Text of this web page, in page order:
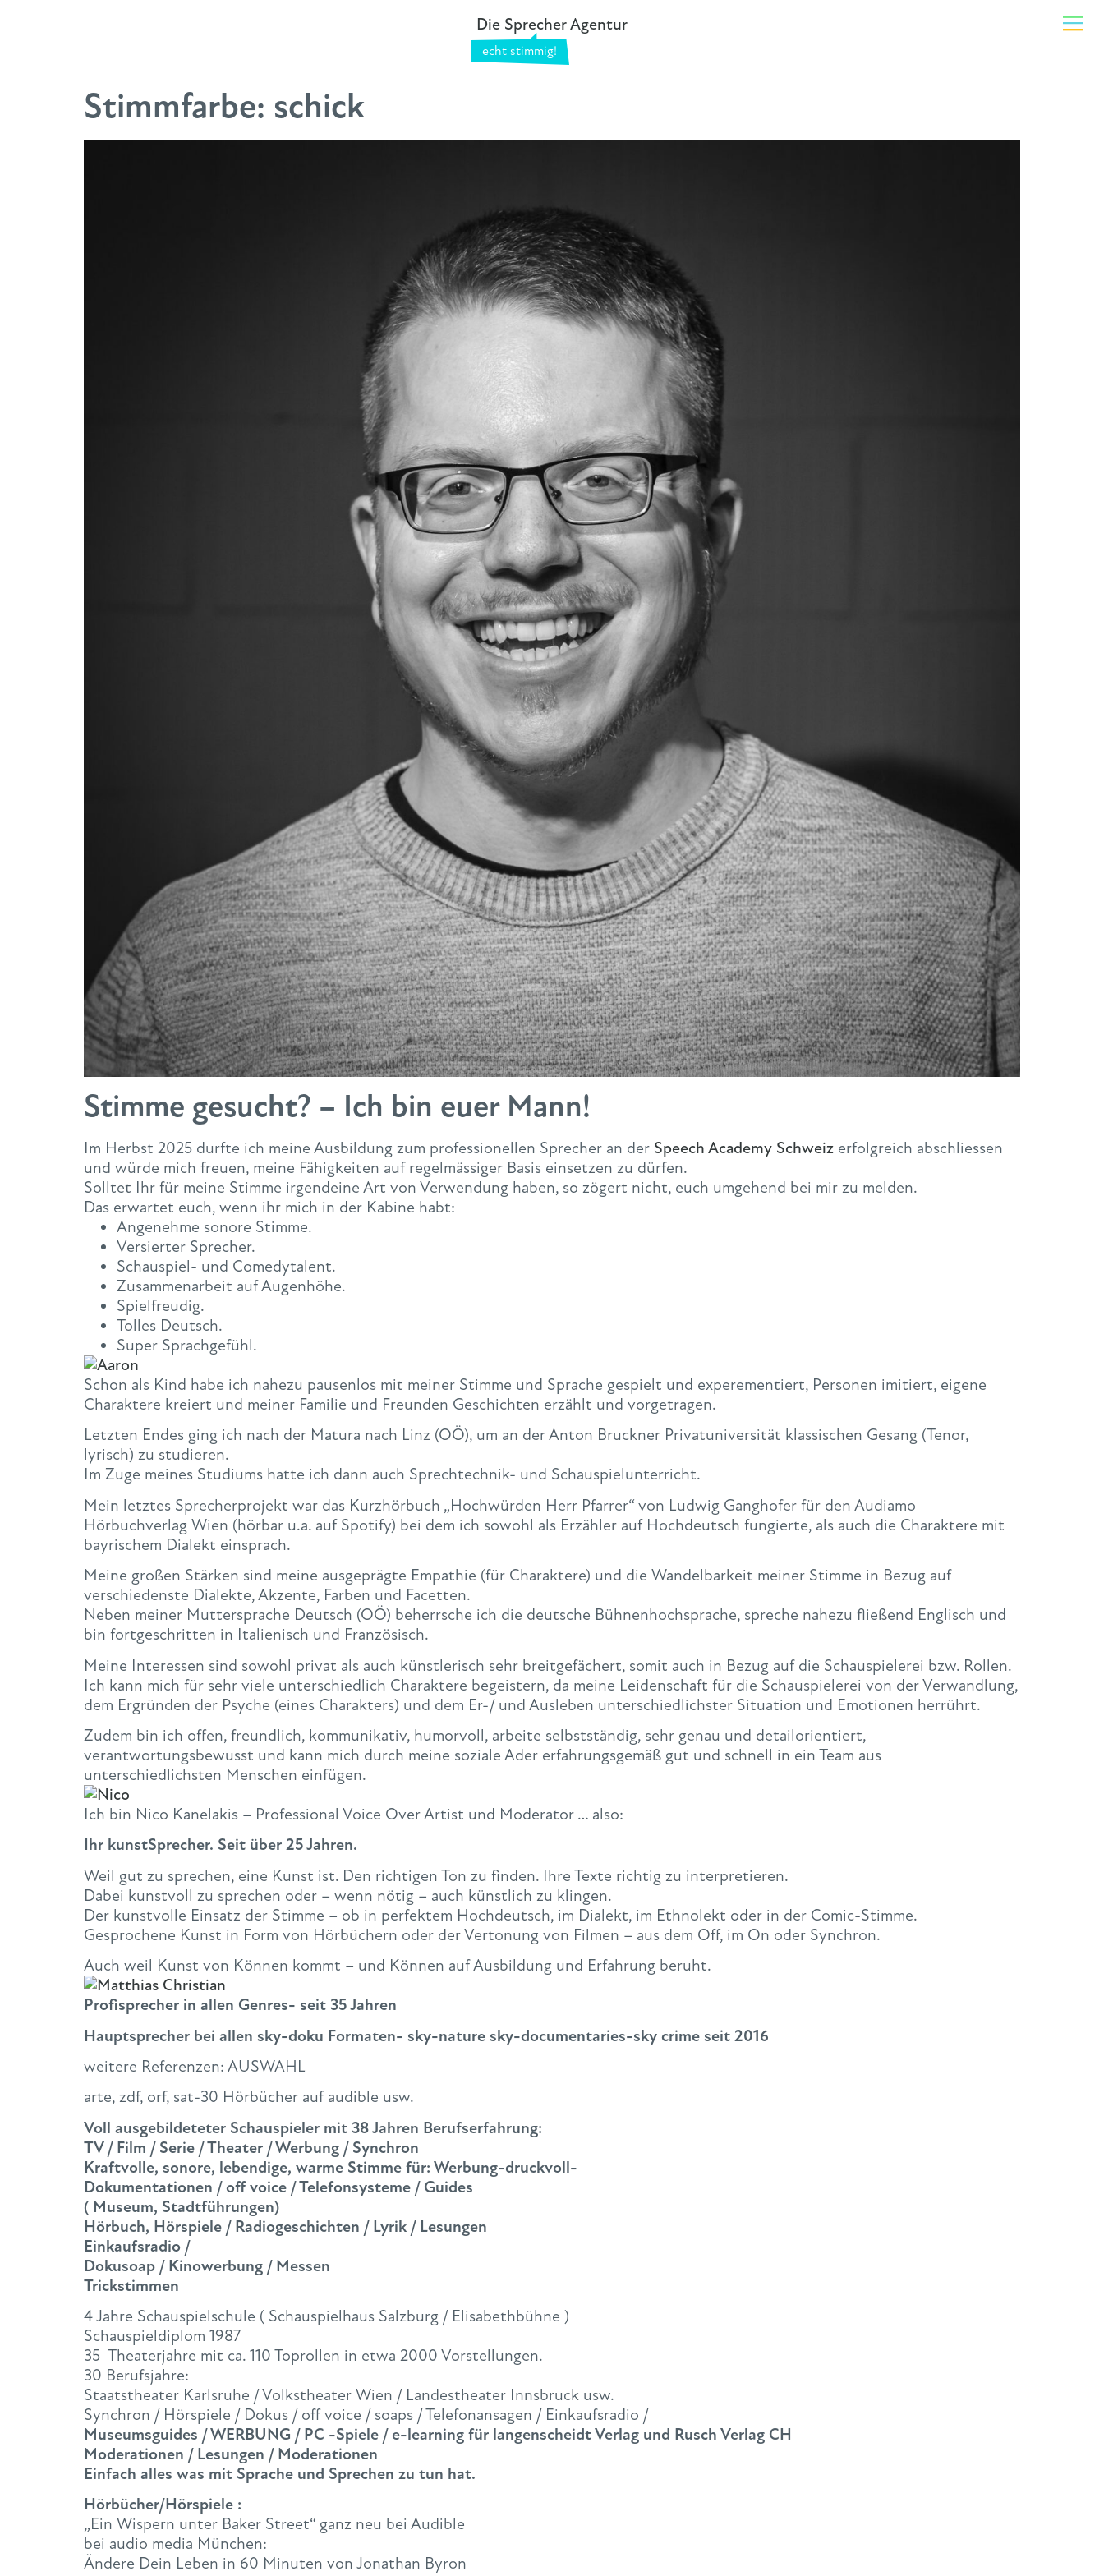
Die Sprecher Agentur
Stimmfarbe: schick
Stimme gesucht? – Ich bin euer Mann!
Im Herbst 2025 durfte ich meine Ausbildung zum professionellen Sprecher an der Speech Academy Schweiz erfolgreich abschliessen
und würde mich freuen, meine Fähigkeiten auf regelmässiger Basis einsetzen zu dürfen.
Solltet Ihr für meine Stimme irgendeine Art von Verwendung haben, so zögert nicht, euch umgehend bei mir zu melden.
Das erwartet euch, wenn ihr mich in der Kabine habt:
Angenehme sonore Stimme.
Versierter Sprecher.
Schauspiel- und Comedytalent.
Zusammenarbeit auf Augenhöhe.
Spielfreudig.
Tolles Deutsch.
Super Sprachgefühl.
Schon als Kind habe ich nahezu pausenlos mit meiner Stimme und Sprache gespielt und experementiert, Personen imitiert, eigene
Charaktere kreiert und meiner Familie und Freunden Geschichten erzählt und vorgetragen.
Letzten Endes ging ich nach der Matura nach Linz (OÖ), um an der Anton Bruckner Privatuniversität klassischen Gesang (Tenor,
lyrisch) zu studieren.
Im Zuge meines Studiums hatte ich dann auch Sprechtechnik- und Schauspielunterricht.
Mein letztes Sprecherprojekt war das Kurzhörbuch „Hochwürden Herr Pfarrer“ von Ludwig Ganghofer für den Audiamo
Hörbuchverlag Wien (hörbar u.a. auf Spotify) bei dem ich sowohl als Erzähler auf Hochdeutsch fungierte, als auch die Charaktere mit
bayrischem Dialekt einsprach.
Meine großen Stärken sind meine ausgeprägte Empathie (für Charaktere) und die Wandelbarkeit meiner Stimme in Bezug auf
verschiedenste Dialekte, Akzente, Farben und Facetten.
Neben meiner Muttersprache Deutsch (OÖ) beherrsche ich die deutsche Bühnenhochsprache, spreche nahezu fließend Englisch und
bin fortgeschritten in Italienisch und Französisch.
Meine Interessen sind sowohl privat als auch künstlerisch sehr breitgefächert, somit auch in Bezug auf die Schauspielerei bzw. Rollen.
Ich kann mich für sehr viele unterschiedlich Charaktere begeistern, da meine Leidenschaft für die Schauspielerei von der Verwandlung,
dem Ergründen der Psyche (eines Charakters) und dem Er-/ und Ausleben unterschiedlichster Situation und Emotionen herrührt.
Zudem bin ich offen, freundlich, kommunikativ, humorvoll, arbeite selbstständig, sehr genau und detailorientiert,
verantwortungsbewusst und kann mich durch meine soziale Ader erfahrungsgemäß gut und schnell in ein Team aus
unterschiedlichsten Menschen einfügen.
Ich bin Nico Kanelakis – Professional Voice Over Artist und Moderator … also:
Ihr kunstSprecher. Seit über 25 Jahren.
Weil gut zu sprechen, eine Kunst ist. Den richtigen Ton zu finden. Ihre Texte richtig zu interpretieren.
Dabei kunstvoll zu sprechen oder – wenn nötig – auch künstlich zu klingen.
Der kunstvolle Einsatz der Stimme – ob in perfektem Hochdeutsch, im Dialekt, im Ethnolekt oder in der Comic-Stimme.
Gesprochene Kunst in Form von Hörbüchern oder der Vertonung von Filmen – aus dem Off, im On oder Synchron.
Auch weil Kunst von Können kommt – und Können auf Ausbildung und Erfahrung beruht.
Profisprecher in allen Genres- seit 35 Jahren
Hauptsprecher bei allen sky-doku Formaten- sky-nature sky-documentaries-sky crime seit 2016
weitere Referenzen: AUSWAHL
arte, zdf, orf, sat-30 Hörbücher auf audible usw.
Voll ausgebildeteter Schauspieler mit 38 Jahren Berufserfahrung:
TV / Film / Serie / Theater / Werbung / Synchron
Kraftvolle, sonore, lebendige, warme Stimme für: Werbung-druckvoll-
Dokumentationen / off voice / Telefonsysteme / Guides
( Museum, Stadtführungen)
Hörbuch, Hörspiele / Radiogeschichten / Lyrik / Lesungen
Einkaufsradio /
Dokusoap / Kinowerbung / Messen
Trickstimmen
4 Jahre Schauspielschule ( Schauspielhaus Salzburg / Elisabethbühne )
Schauspieldiplom 1987
35 Theaterjahre mit ca. 110 Toprollen in etwa 2000 Vorstellungen.
30 Berufsjahre:
Staatstheater Karlsruhe / Volkstheater Wien / Landestheater Innsbruck usw.
Synchron / Hörspiele / Dokus / off voice / soaps / Telefonansagen / Einkaufsradio /
Museumsguides / WERBUNG / PC -Spiele / e-learning für langenscheidt Verlag und Rusch Verlag CH
Moderationen / Lesungen / Moderationen
Einfach alles was mit Sprache und Sprechen zu tun hat.
Hörbücher/Hörspiele :
„Ein Wispern unter Baker Street“ ganz neu bei Audible
bei audio media München:
Ändere Dein Leben in 60 Minuten von Jonathan Byron